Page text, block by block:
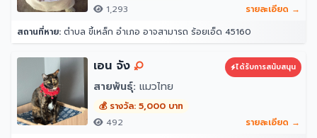
1,293
รายละเอียด →
สถานที่หาย: ตำบล ขี้เหล็ก อำเภอ อาจสามารถ ร้อยเอ็ด 45160
เอน จัง ได้รับการสนับสนุน
สายพันธุ์: แมวไทย
💰 รางวัล: 5,000 บาท
492
รายละเอียด →